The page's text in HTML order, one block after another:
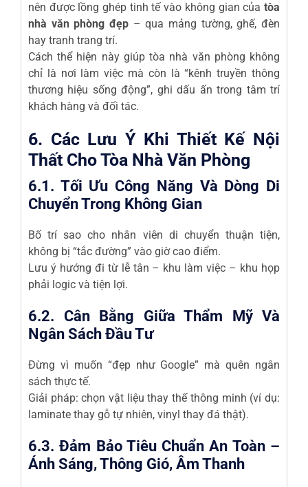
nên được lồng ghép tinh tế vào không gian của tòa
nhà văn phòng đẹp – qua mảng tường, ghế, đèn
hay tranh trang trí.
Cách thể hiện này giúp tòa nhà văn phòng không
chỉ là nơi làm việc mà còn là “kênh truyền thông
thương hiệu sống động”, ghi dấu ấn trong tâm trí
khách hàng và đối tác.
6. Các Lưu Ý Khi Thiết Kế Nội
Thất Cho Tòa Nhà Văn Phòng
6.1. Tối Ưu Công Năng Và Dòng Di
Chuyển Trong Không Gian
Bố trí sao cho nhân viên di chuyển thuận tiện,
không bị “tắc đường” vào giờ cao điểm.
Lưu ý hướng đi từ lễ tân – khu làm việc – khu họp
phải logic và tiện lợi.
6.2. Cân Bằng Giữa Thẩm Mỹ Và
Ngân Sách Đầu Tư
Đừng vì muốn “đẹp như Google” mà quên ngân
sách thực tế.
Giải pháp: chọn vật liệu thay thế thông minh (ví dụ:
laminate thay gỗ tự nhiên, vinyl thay đá thật).
6.3. Đảm Bảo Tiêu Chuẩn An Toàn –
Ánh Sáng, Thông Gió, Âm Thanh